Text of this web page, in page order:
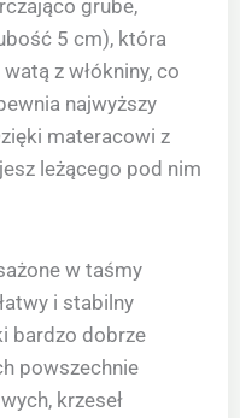
grube,
5 cm), która
z włókniny, co
najwyższy
materacowi z
leżącego pod nim
w taśmy
i stabilny
bardzo dobrze
powszechnie
krzeseł